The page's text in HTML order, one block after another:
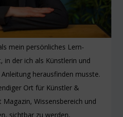
mein persönliches Lern-
in der ich als Künstlerin und
herausfinden musste.
Ort für Künstler &
Wissensbereich und
sichtbar zu werden,